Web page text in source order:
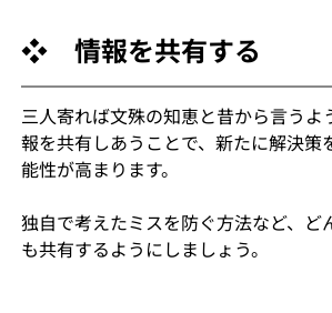
❖　情報を共有する
三人寄れば文殊の知恵と昔から言うよ
報を共有しあうことで、新たに解決策
能性が高まります。
独自で考えたミスを防ぐ方法など、ど
も共有するようにしましょう。